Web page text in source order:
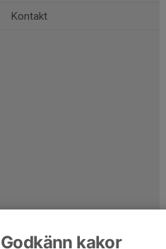
Kontakt
Godkänn kakor